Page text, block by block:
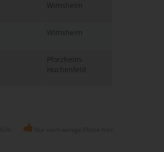
Wimsheim
Wimsheim
Pforzheim-
Huchenfeld